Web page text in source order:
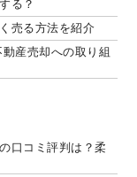
る？
売る方法を紹介
産売却への取り組
口コミ評判は？柔